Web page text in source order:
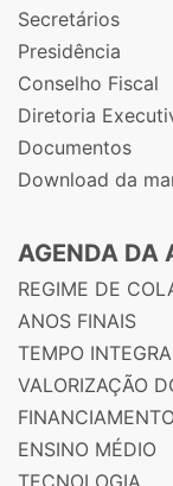
Secretários
Presidência
Conselho Fiscal
Diretoria
Documentos
Download da
AGENDA DA
REGIME DE
ANOS FINAIS
TEMPO
VALORIZAÇÃO
ENSINO MÉDIO
TECNOLOGIA